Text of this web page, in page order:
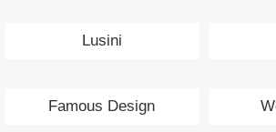
Lusini
Famous Design